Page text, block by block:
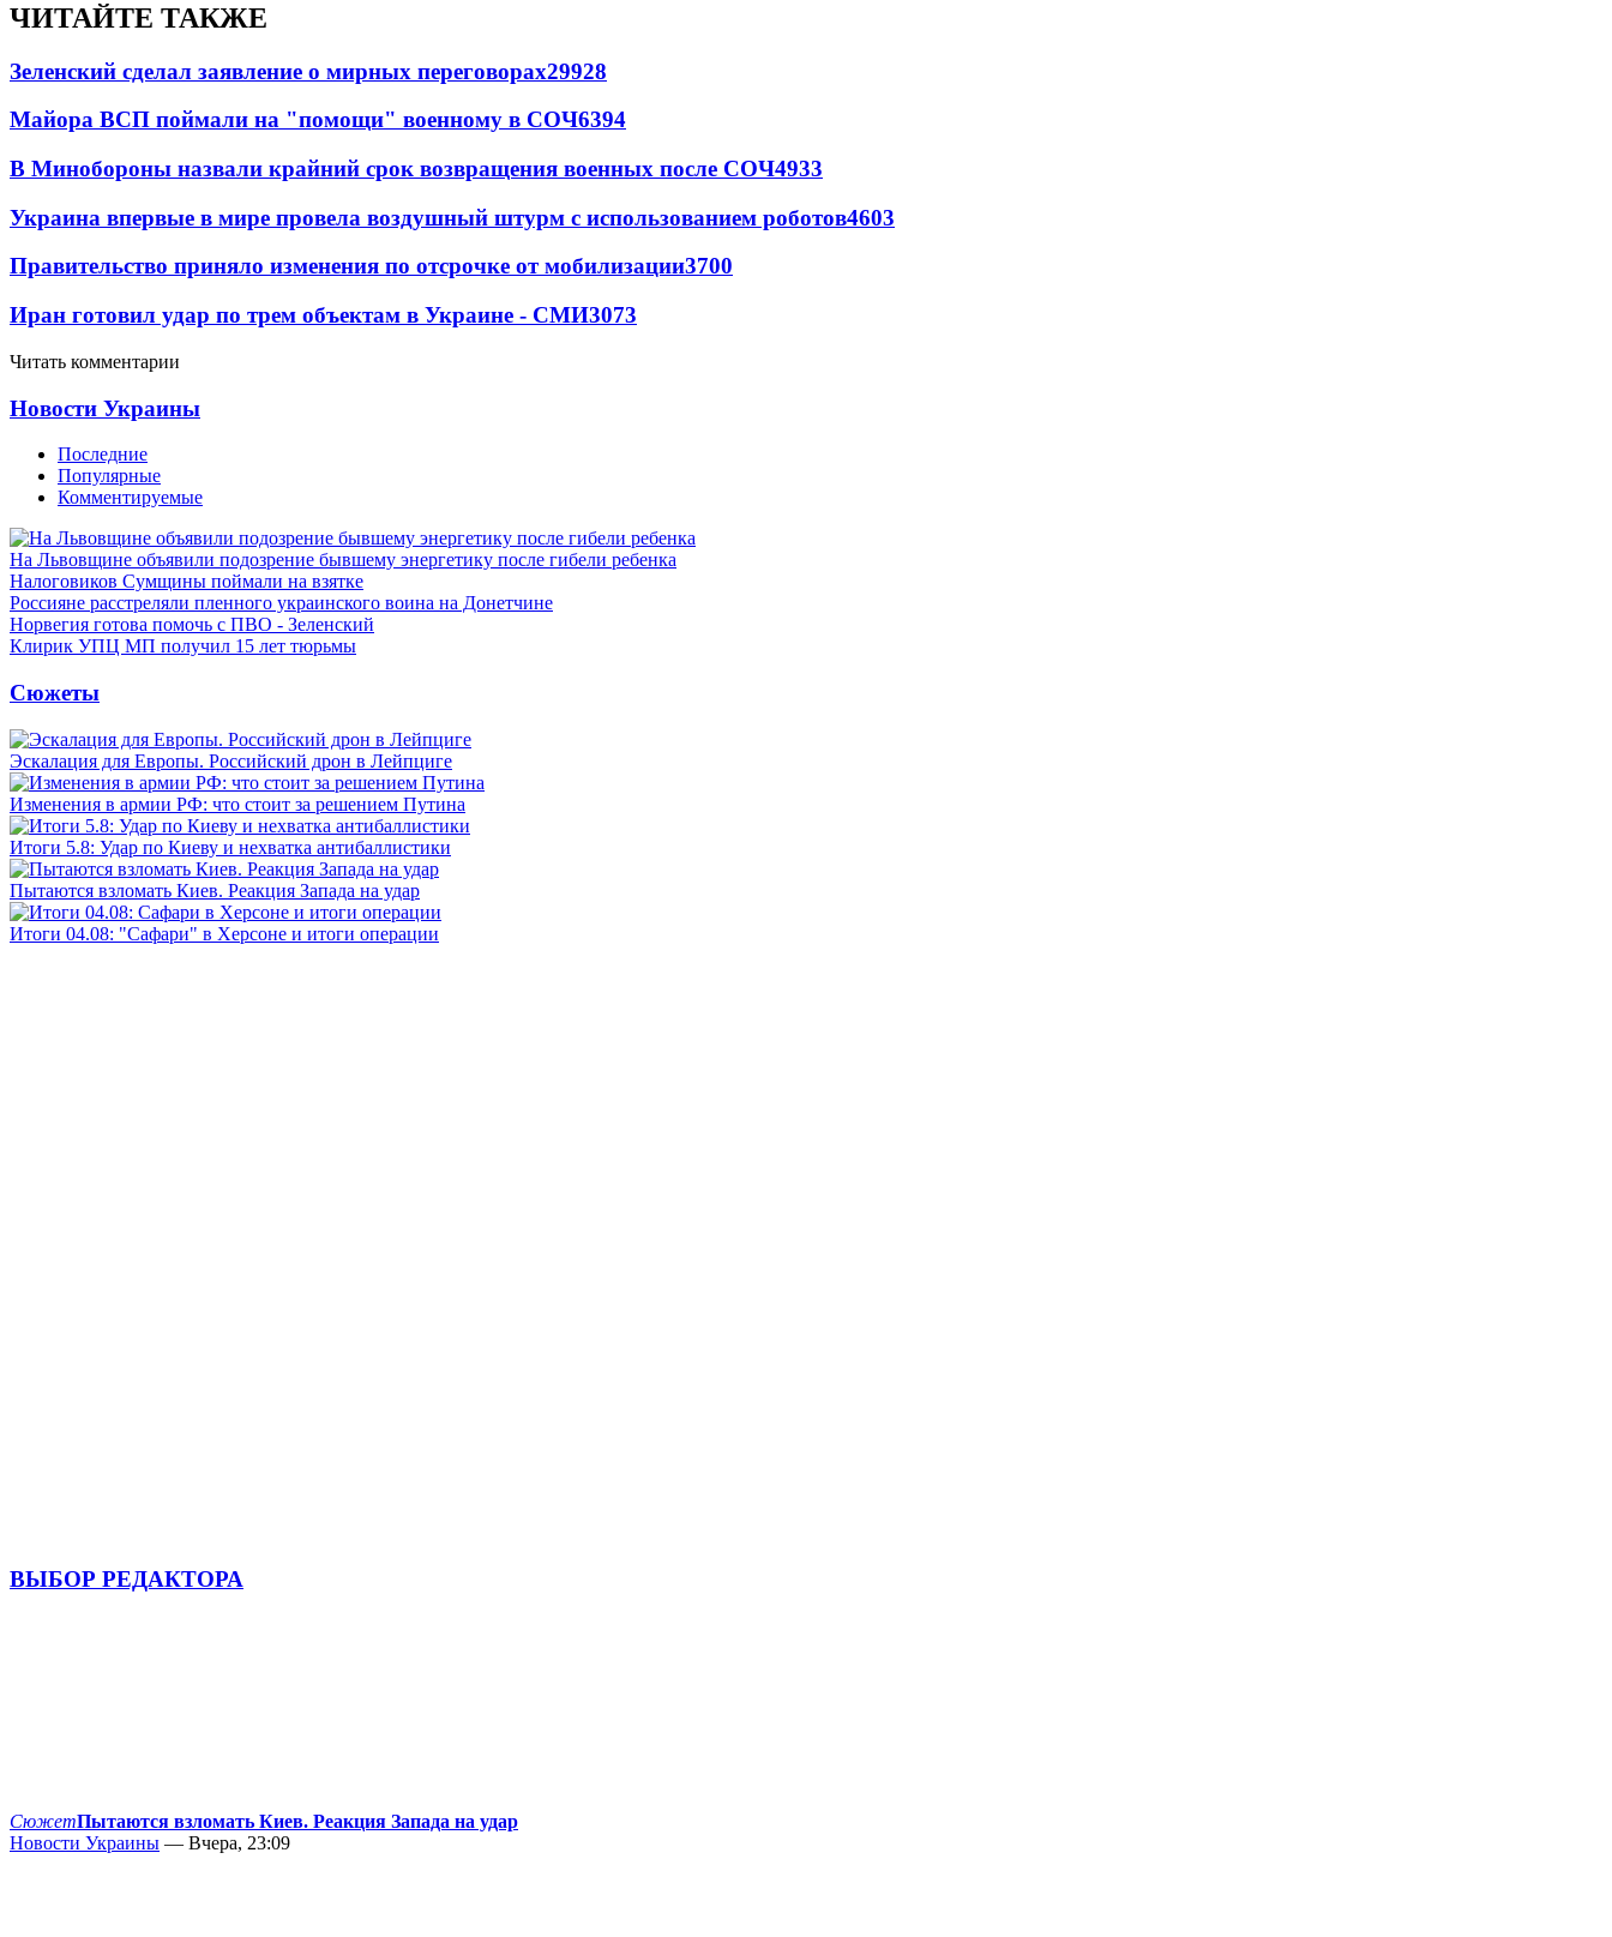
ЧИТАЙТЕ ТАКЖЕ
Зеленский сделал заявление о мирных переговорах29928
Майора ВСП поймали на "помощи" военному в СОЧ6394
В Минобороны назвали крайний срок возвращения военных после СОЧ4933
Украина впервые в мире провела воздушный штурм с использованием роботов4603
Правительство приняло изменения по отсрочке от мобилизации3700
Иран готовил удар по трем объектам в Украине - СМИ3073
Читать комментарии
Новости Украины
Последние
Популярные
Комментируемые
На Львовщине объявили подозрение бывшему энергетику после гибели ребенка
Налоговиков Сумщины поймали на взятке
Россияне расстреляли пленного украинского воина на Донетчине
Норвегия готова помочь с ПВО - Зеленский
Клирик УПЦ МП получил 15 лет тюрьмы
Сюжеты
Эскалация для Европы. Российский дрон в Лейпциге
Изменения в армии РФ: что стоит за решением Путина
Итоги 5.8: Удар по Киеву и нехватка антибаллистики
Пытаются взломать Киев. Реакция Запада на удар
Итоги 04.08: "Сафари" в Херсоне и итоги операции
ВЫБОР РЕДАКТОРА
СюжетПытаются взломать Киев. Реакция Запада на удар
Новости Украины — Вчера, 23:09